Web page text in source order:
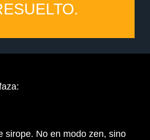
sirope. No en modo zen, sino